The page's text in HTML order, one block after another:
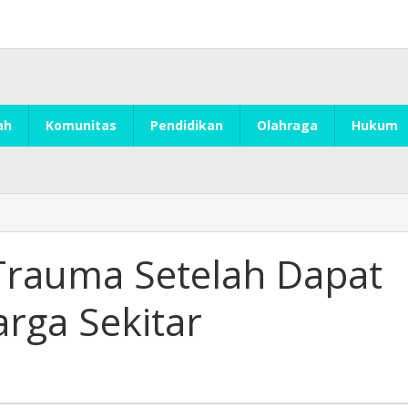
Komunitas Pendidikan Olahraga Hukum
Setelah Dapat
Sekitar